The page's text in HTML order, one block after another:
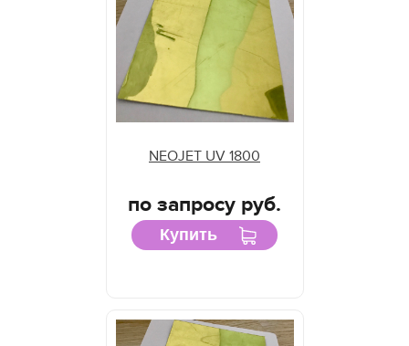
NEOJET UV 1800
по запросу руб.
Купить